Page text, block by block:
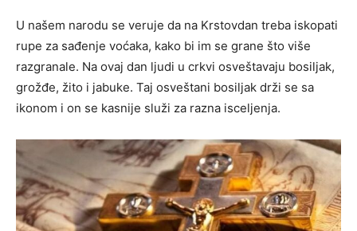
U našem narodu se veruje da na Krstovdan treba iskopati
rupe za sađenje voćaka, kako bi im se grane što više
razgranale. Na ovaj dan ljudi u crkvi osveštavaju bosiljak,
grožđe, žito i jabuke. Taj osveštani bosiljak drži se sa
ikonom i on se kasnije služi za razna isceljenja.